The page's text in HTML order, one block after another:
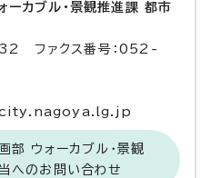
カブル・景観推進課 都市
ファクス番号：052-
部 ウォーカブル・景観
へのお問い合わせ